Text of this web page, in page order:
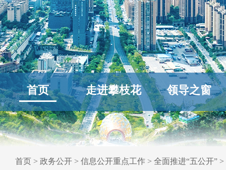
首页 走进攀枝花 领导之窗
首页 > 政务公开 > 信息公开重点工作 > 全面推进“五公开” >